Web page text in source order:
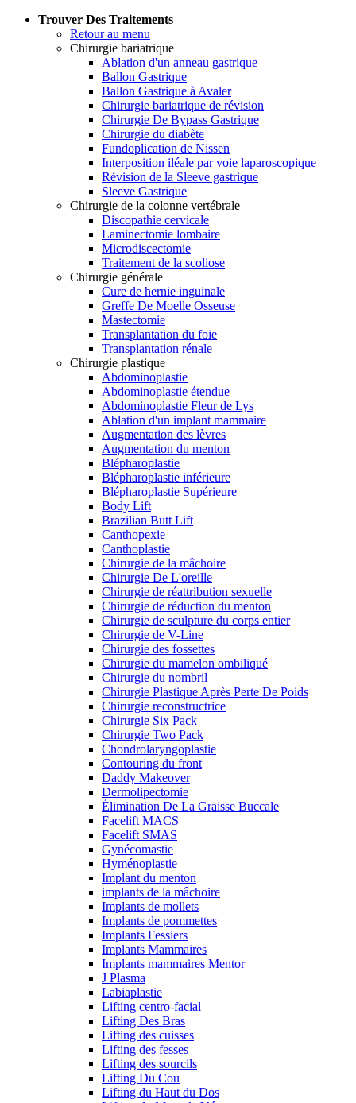
Trouver Des Traitements
Retour au menu
Chirurgie bariatrique
Ablation d'un anneau gastrique
Ballon Gastrique
Ballon Gastrique à Avaler
Chirurgie bariatrique de révision
Chirurgie De Bypass Gastrique
Chirurgie du diabète
Fundoplication de Nissen
Interposition iléale par voie laparoscopique
Révision de la Sleeve gastrique
Sleeve Gastrique
Chirurgie de la colonne vertébrale
Discopathie cervicale
Laminectomie lombaire
Microdiscectomie
Traitement de la scoliose
Chirurgie générale
Cure de hernie inguinale
Greffe De Moelle Osseuse
Mastectomie
Transplantation du foie
Transplantation rénale
Chirurgie plastique
Abdominoplastie
Abdominoplastie étendue
Abdominoplastie Fleur de Lys
Ablation d'un implant mammaire
Augmentation des lèvres
Augmentation du menton
Blépharoplastie
Blépharoplastie inférieure
Blépharoplastie Supérieure
Body Lift
Brazilian Butt Lift
Canthopexie
Canthoplastie
Chirurgie de la mâchoire
Chirurgie De L'oreille
Chirurgie de réattribution sexuelle
Chirurgie de réduction du menton
Chirurgie de sculpture du corps entier
Chirurgie de V-Line
Chirurgie des fossettes
Chirurgie du mamelon ombiliqué
Chirurgie du nombril
Chirurgie Plastique Après Perte De Poids
Chirurgie reconstructrice
Chirurgie Six Pack
Chirurgie Two Pack
Chondrolaryngoplastie
Contouring du front
Daddy Makeover
Dermolipectomie
Élimination De La Graisse Buccale
Facelift MACS
Facelift SMAS
Gynécomastie
Hyménoplastie
Implant du menton
implants de la mâchoire
Implants de mollets
Implants de pommettes
Implants Fessiers
Implants Mammaires
Implants mammaires Mentor
J Plasma
Labiaplastie
Lifting centro-facial
Lifting Des Bras
Lifting des cuisses
Lifting des fesses
Lifting des sourcils
Lifting Du Cou
Lifting du Haut du Dos